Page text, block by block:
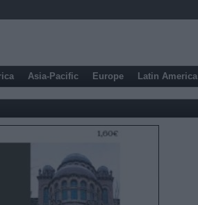
Asia-Pacific Europe Latin America